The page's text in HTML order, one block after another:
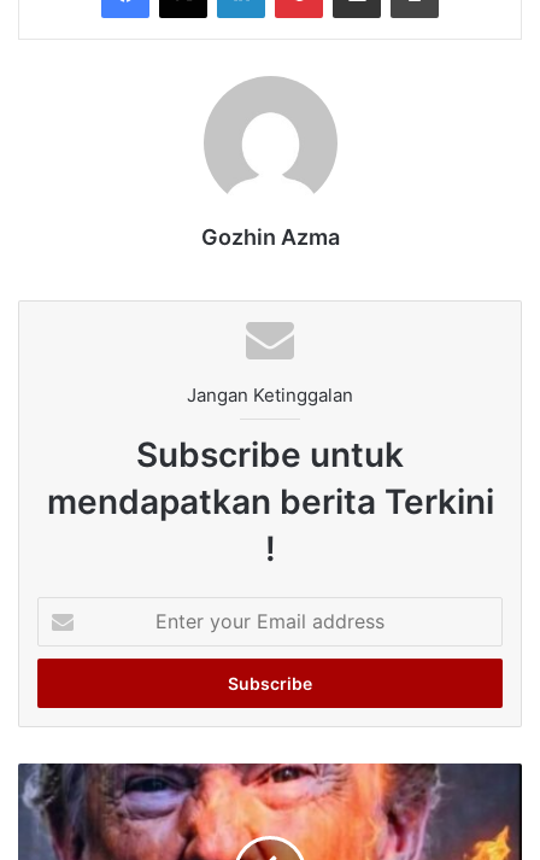
Gozhin Azma
Jangan Ketinggalan
Subscribe untuk
mendapatkan berita Terkini
!
your
Email